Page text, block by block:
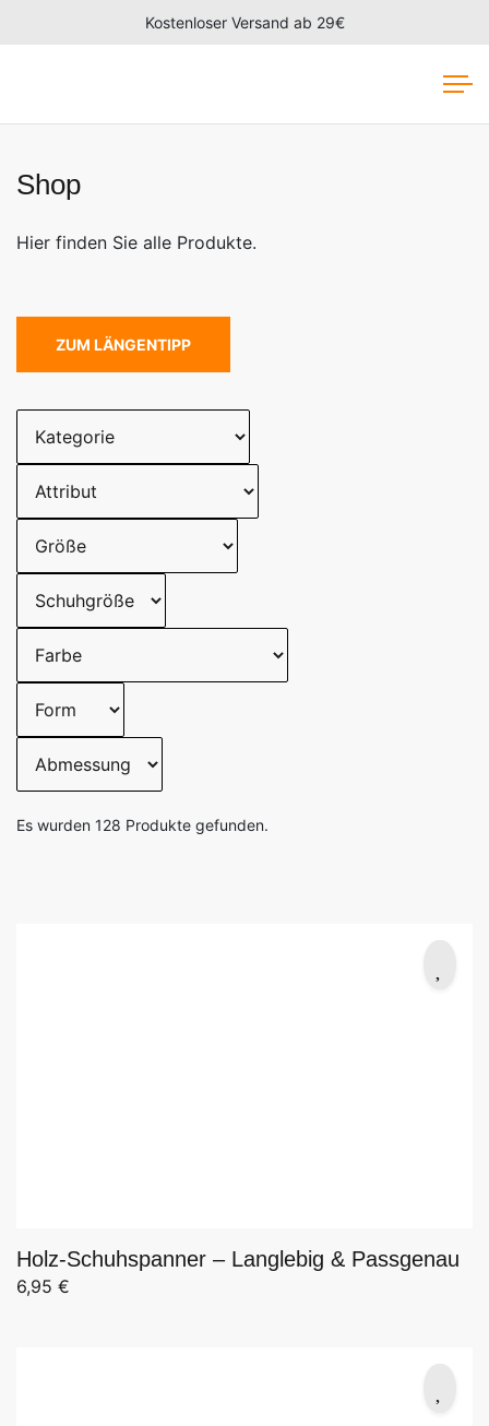
Kostenloser Versand ab 29€
Shop
Hier finden Sie alle Produkte.
ZUM LÄNGENTIPP
Es wurden 128 Produkte gefunden.
Holz-Schuhspanner – Langlebig & Passgenau
6,95 €